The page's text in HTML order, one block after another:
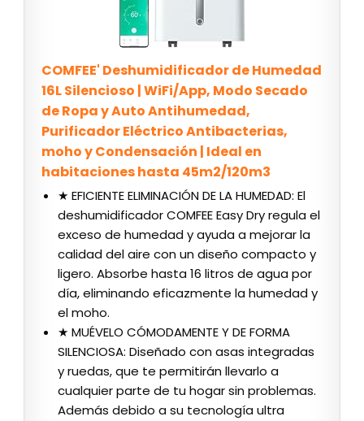
COMFEE' Deshumidificador de Humedad
16L Silencioso | WiFi/App, Modo Secado
de Ropa y Auto Antihumedad,
Purificador Eléctrico Antibacterias,
moho y Condensación | Ideal en
habitaciones hasta 45m2/120m3
★ EFICIENTE ELIMINACIÓN DE LA HUMEDAD: El
deshumidificador COMFEE Easy Dry regula el
exceso de humedad y ayuda a mejorar la
calidad del aire con un diseño compacto y
ligero. Absorbe hasta 16 litros de agua por
día, eliminando eficazmente la humedad y
el moho.
★ MUÉVELO CÓMODAMENTE Y DE FORMA
SILENCIOSA: Diseñado con asas integradas
y ruedas, que te permitirán llevarlo a
cualquier parte de tu hogar sin problemas.
Además debido a su tecnología ultra